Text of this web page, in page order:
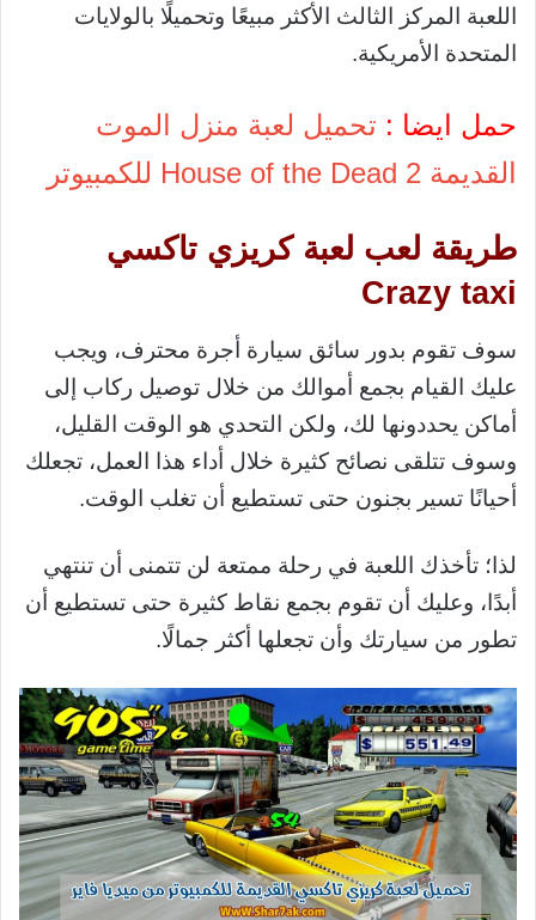
اللعبة المركز الثالث الأكثر مبيعًا وتحميلًا بالولايات
المتحدة الأمريكية.
حمل ايضا : تحميل لعبة منزل الموت
القديمة House of the Dead 2 للكمبيوتر
طريقة لعب لعبة كريزي تاكسي
Crazy taxi
سوف تقوم بدور سائق سيارة أجرة محترف، ويجب
عليك القيام بجمع أموالك من خلال توصيل ركاب إلى
أماكن يحددونها لك، ولكن التحدي هو الوقت القليل،
وسوف تتلقى نصائح كثيرة خلال أداء هذا العمل، تجعلك
أحيانًا تسير بجنون حتى تستطيع أن تغلب الوقت.
لذا؛ تأخذك اللعبة في رحلة ممتعة لن تتمنى أن تنتهي
أبدًا، وعليك أن تقوم بجمع نقاط كثيرة حتى تستطيع أن
تطور من سيارتك وأن تجعلها أكثر جمالًا.